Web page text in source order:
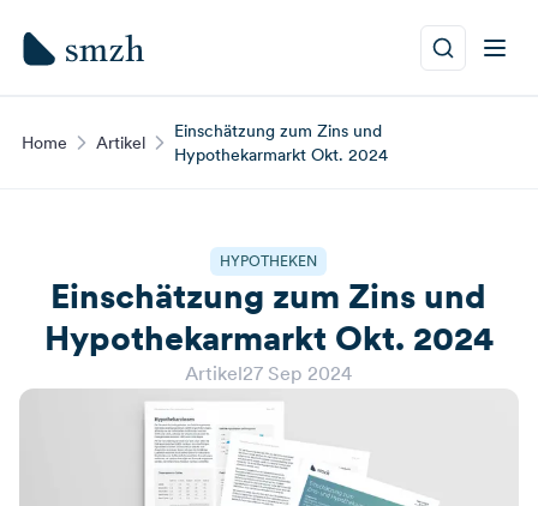
Home Artikel
Einschätzung zum Zins und
Hypothekarmarkt Okt. 2024
HYPOTHEKEN
Einschätzung zum Zins und
Hypothekarmarkt Okt. 2024
Artikel27 Sep 2024